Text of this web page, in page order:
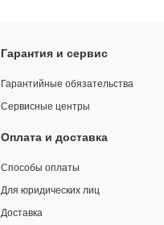
Гарантия и сервис
Гарантийные обязательства
Сервисные центры
Оплата и доставка
Способы оплаты
Для юридических лиц
Доставка